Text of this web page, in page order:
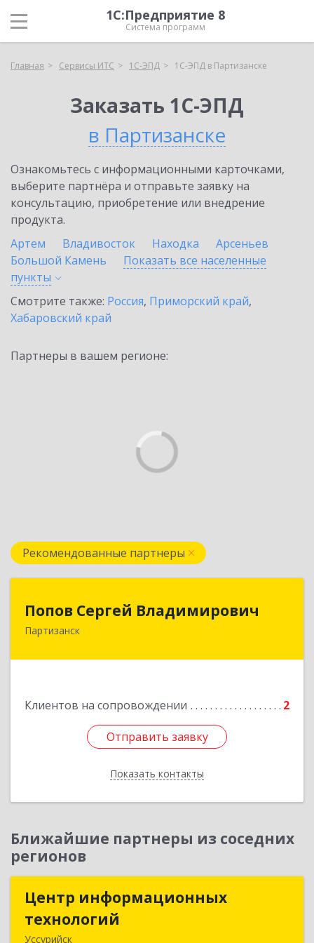
1С:Предприятие 8
Система программ
Главная Сервисы ИТС 1С-ЭПД 1С-ЭПД в Партизанске
Заказать 1С-ЭПД
в Партизанске
Ознакомьтесь с информационными карточками,
выберите партнёра и отправьте заявку на
консультацию, приобретение или внедрение
продукта.
Артем
Владивосток Находка
Арсеньев
Большой Камень
Показать все населенные
пункты
Смотрите также: Россия, Приморский край,
Хабаровский край
Партнеры в вашем регионе:
Рекомендованные партнеры
Попов Сергей Владимирович
Партизанск
Клиентов на сопровождении 2
Отправить заявку
Показать контакты
Попов Сергей Владимирович
692922, Приморский край, г. Находка, ул.
Отправить заявку
Назад
Ближайшие партнеры из соседних
регионов
Центр информационных
технологий
Уссурийск
Центр информационных